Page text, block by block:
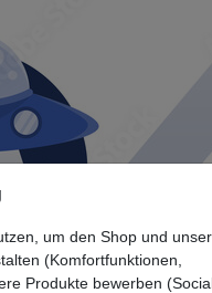
um den Shop und
(Komfortfunktionen,
Produkte bewerben